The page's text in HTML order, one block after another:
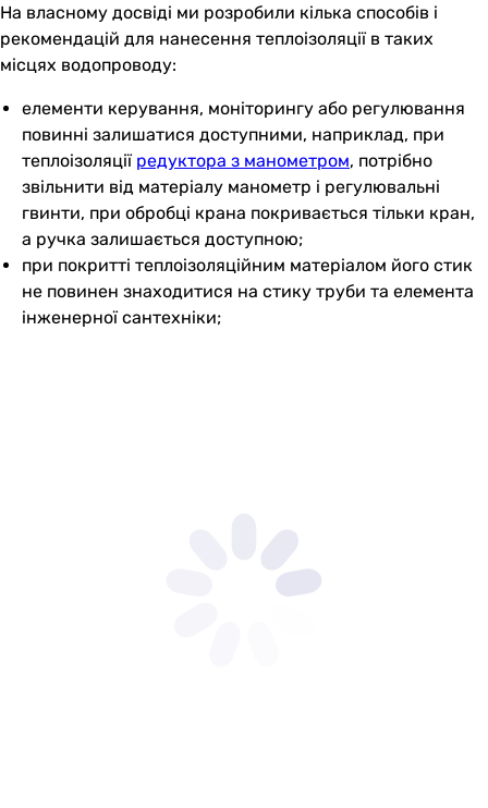
На власному досвіді ми розробили кілька способів і
рекомендацій для нанесення теплоізоляції в таких
місцях водопроводу:
елементи керування, моніторингу або регулювання
повинні залишатися доступними, наприклад, при
теплоізоляції редуктора з манометром, потрібно
звільнити від матеріалу манометр і регулювальні
гвинти, при обробці крана покривається тільки кран,
а ручка залишається доступною;
при покритті теплоізоляційним матеріалом його стик
не повинен знаходитися на стику труби та елемента
інженерної сантехніки;